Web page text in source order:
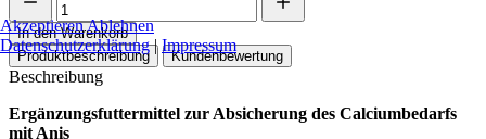
In den Warenkorb
Produktbeschreibung
Kundenbewertung
Beschreibung
Ergänzungsfuttermittel zur Absicherung des Calciumbedarfs
mit Anis
AkzeptierenAblehnen
Datenschutzerklärung|Impressum